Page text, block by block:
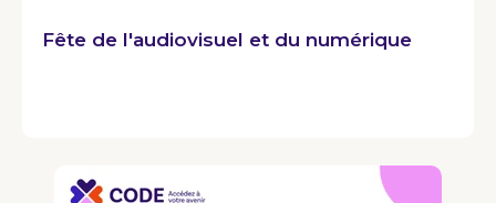
Fête de l'audiovisuel et du numérique